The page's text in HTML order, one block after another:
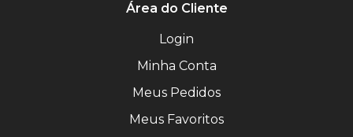
Área do Cliente
Login
Minha Conta
Meus Pedidos
Meus Favoritos